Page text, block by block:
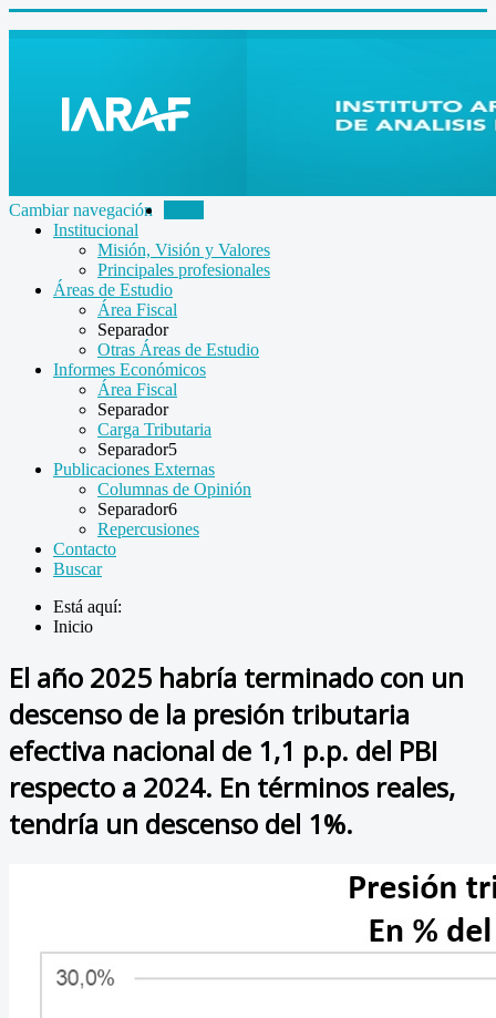
Cambiar navegación
Institucional
Misión, Visión y Valores
Principales profesionales
Áreas de Estudio
Área Fiscal
Separador
Otras Áreas de Estudio
Informes Económicos
Área Fiscal
Separador
Carga Tributaria
Separador5
Publicaciones Externas
Columnas de Opinión
Separador6
Repercusiones
Contacto
Buscar
Está aquí:
Inicio
El año 2025 habría terminado con un
descenso de la presión tributaria
efectiva nacional de 1,1 p.p. del PBI
respecto a 2024. En términos reales,
tendría un descenso del 1%.